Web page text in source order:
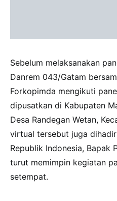
Sebelum melaksanakan
Danrem 043/Gatam
Forkopimda mengikuti
dipusatkan di Kabupaten
Desa Randegan Wetan,
virtual tersebut juga
Republik Indonesia, Bapak
turut memimpin kegiatan
setempat.